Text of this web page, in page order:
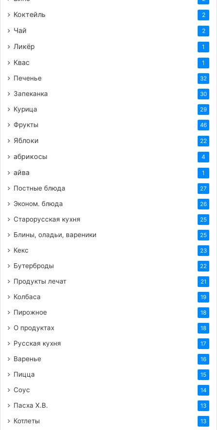
Коктейль 2
Чай 2
Ликёр 1
Квас 1
Печенье 32
Запеканка 30
Курица 29
Фрукты 46
Яблоки 22
абрикосы 4
айва 1
Постные блюда 27
Эконом. блюда 26
Старорусская кухня 25
Блины, оладьи, вареники 25
Кекс 23
Бутерброды 22
Продукты лечат 21
Колбаса 19
Пирожное 18
О продуктах 18
Русская кухня 17
Варенье 16
Пицца 15
Соус 14
Пасха Х.В. 13
Котлеты 13